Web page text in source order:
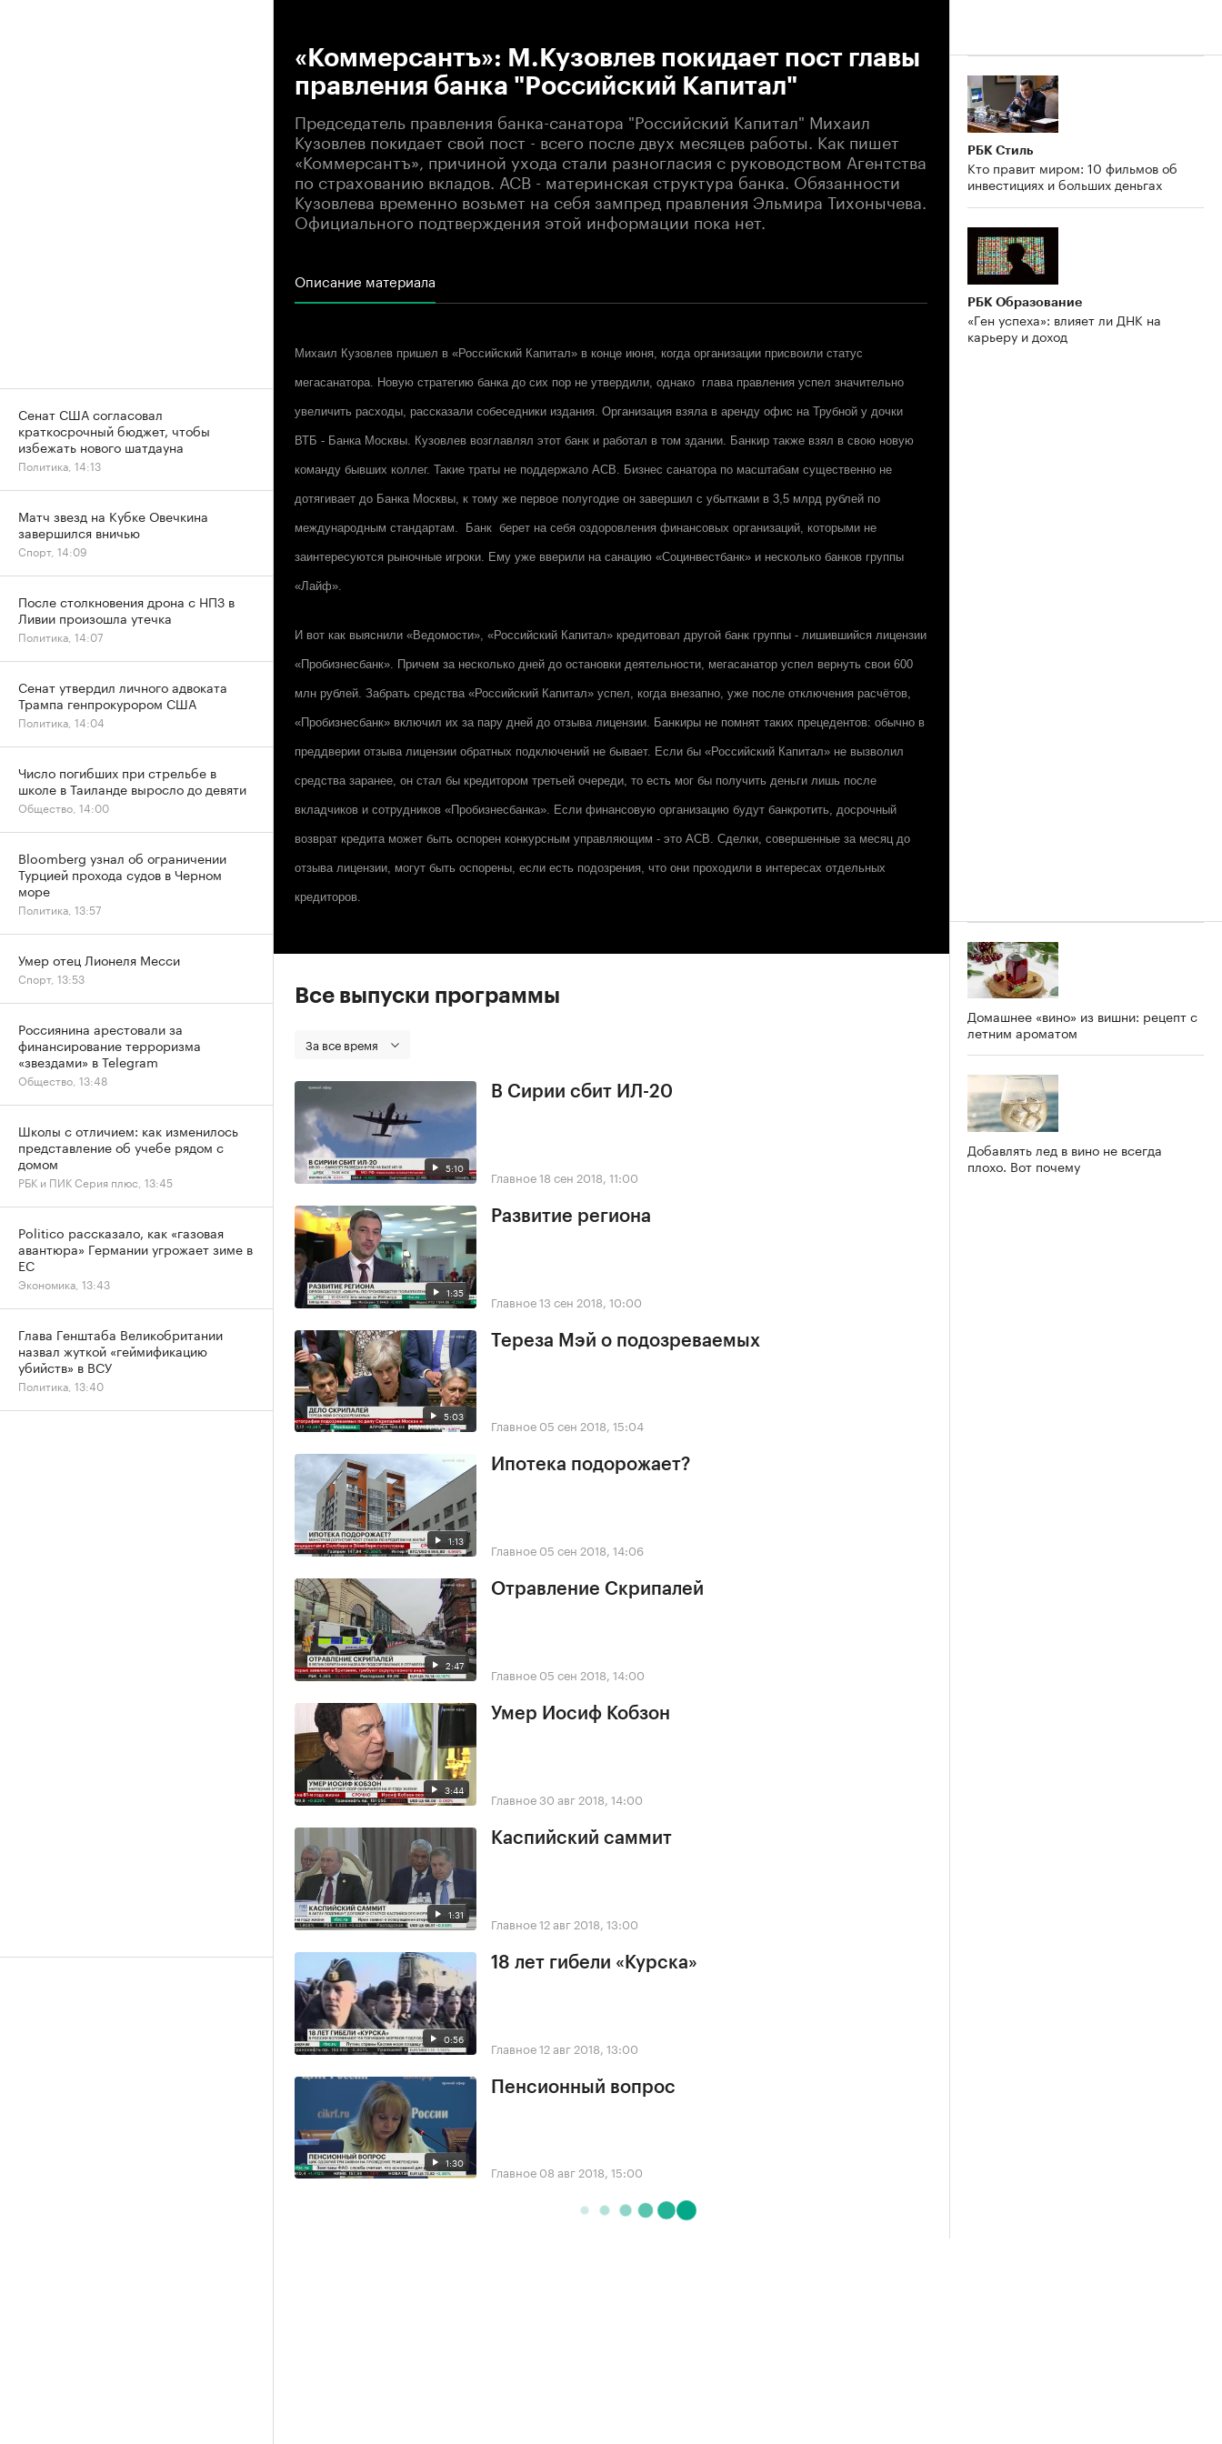
«Коммерсантъ»: М.Кузовлев покидает пост главы
правления банка "Российский Капитал"
Председатель правления банка-санатора "Российский Капитал" Михаил
Кузовлев покидает свой пост - всего после двух месяцев работы. Как пишет
«Коммерсантъ», причиной ухода стали разногласия с руководством Агентства
по страхованию вкладов. АСВ - материнская структура банка. Обязанности
Кузовлева временно возьмет на себя зампред правления Эльмира Тихонычева.
Официального подтверждения этой информации пока нет.
Описание материала
Михаил Кузовлев пришел в «Российский Капитал» в конце июня, когда организации присвоили статус
мегасанатора. Новую стратегию банка до сих пор не утвердили, однако глава правления успел значительно
увеличить расходы, рассказали собеседники издания. Организация взяла в аренду офис на Трубной у дочки
ВТБ - Банка Москвы. Кузовлев возглавлял этот банк и работал в том здании. Банкир также взял в свою новую
команду бывших коллег. Такие траты не поддержало АСВ. Бизнес санатора по масштабам существенно не
дотягивает до Банка Москвы, к тому же первое полугодие он завершил с убытками в 3,5 млрд рублей по
международным стандартам. Банк берет на себя оздоровления финансовых организаций, которыми не
заинтересуются рыночные игроки. Ему уже вверили на санацию «Социнвестбанк» и несколько банков группы
«Лайф».
И вот как выяснили «Ведомости», «Российский Капитал» кредитовал другой банк группы - лишившийся лицензии
«Пробизнесбанк». Причем за несколько дней до остановки деятельности, мегасанатор успел вернуть свои 600
млн рублей. Забрать средства «Российский Капитал» успел, когда внезапно, уже после отключения расчётов,
«Пробизнесбанк» включил их за пару дней до отзыва лицензии. Банкиры не помнят таких прецедентов: обычно в
преддверии отзыва лицензии обратных подключений не бывает. Если бы «Российский Капитал» не вызволил
средства заранее, он стал бы кредитором третьей очереди, то есть мог бы получить деньги лишь после
вкладчиков и сотрудников «Пробизнесбанка». Если финансовую организацию будут банкротить, досрочный
возврат кредита может быть оспорен конкурсным управляющим - это АСВ. Сделки, совершенные за месяц до
отзыва лицензии, могут быть оспорены, если есть подозрения, что они проходили в интересах отдельных
кредиторов.
Все выпуски программы
За все время
5:10
В Сирии сбит ИЛ-20
Главное18 сен 2018, 11:00
1:35
Развитие региона
Главное13 сен 2018, 10:00
5:03
Тереза Мэй о подозреваемых
Главное 05 сен 2018, 15:04
1:13
Ипотека подорожает?
Главное 05 сен 2018, 14:06
2:47
Отравление Скрипалей
Главное 05 сен 2018, 14:00
3:44
Умер Иосиф Кобзон
Главное30 авг 2018, 14:00
1:31
Каспийский саммит
Главное12 авг 2018, 13:00
0:56
18 лет гибели «Курска»
Главное12 авг 2018, 13:00
1:30
Пенсионный вопрос
Главное 08 авг 2018, 15:00
РБК Стиль
Кто правит миром: 10 фильмов об
инвестициях и больших деньгах
РБК Образование
«Ген успеха»: влияет ли ДНК на
карьеру и доход
Домашнее «вино» из вишни: рецепт с
летним ароматом
Добавлять лед в вино не всегда
плохо. Вот почему
Сенат США согласовал
краткосрочный бюджет, чтобы
избежать нового шатдауна
Политика, 14:13
Матч звезд на Кубке Овечкина
завершился вничью
Спорт, 14:09
После столкновения дрона с НПЗ в
Ливии произошла утечка
Политика, 14:07
Сенат утвердил личного адвоката
Трампа генпрокурором США
Политика, 14:04
Число погибших при стрельбе в
школе в Таиланде выросло до девяти
Общество, 14:00
Bloomberg узнал об ограничении
Турцией прохода судов в Черном
море
Политика, 13:57
Умер отец Лионеля Месси
Спорт, 13:53
Россиянина арестовали за
финансирование терроризма
«звездами» в Telegram
Общество, 13:48
Школы с отличием: как изменилось
представление об учебе рядом с
домом
РБК и ПИК Серия плюс, 13:45
Politico рассказало, как «газовая
авантюра» Германии угрожает зиме в
ЕС
Экономика, 13:43
Глава Генштаба Великобритании
назвал жуткой «геймификацию
убийств» в ВСУ
Политика, 13:40